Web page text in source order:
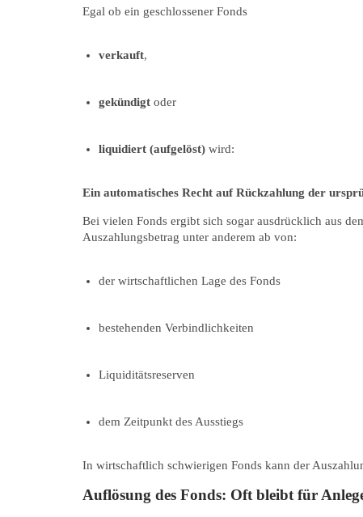
Egal ob ein geschlossener Fonds
verkauft,
gekündigtoder
liquidiert (aufgelöst)wird:
Ein automatisches Recht auf Rückzahlung der
Bei vielen Fonds ergibt sich sogar ausdrücklich aus
Auszahlungsbetrag unter anderem ab von:
der wirtschaftlichen Lage des Fonds
bestehenden Verbindlichkeiten
Liquiditätsreserven
dem Zeitpunkt des Ausstiegs
In wirtschaftlich schwierigen Fonds kann der
Auflösung des Fonds: Oft bleibt für